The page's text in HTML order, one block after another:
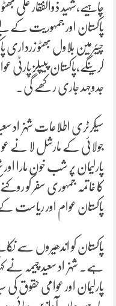
چاہیے،شہید ذوالفقار علی
پاکستان اور جمہوریت کے
چیئرمین بلاول بھٹو زرداری
کرینگے،پاکستان پیپلز
جدوجہد جاری رکھے گی۔
جولائی کے مارشل لا نے
پارلیمان پر شب خون مارا
کا خاتمہ جمہوری سفر کو
پاکستان عوام اور ریاست
پاکستان کو اندھیروں سے
ہے۔ شہزاد سعید چیمہ نے
پارلیمان اور عوامی حقوق